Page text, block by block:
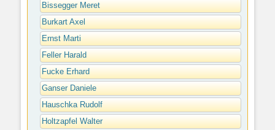
Bissegger Meret
Burkart Axel
Ernst Marti
Feller Harald
Fucke Erhard
Ganser Daniele
Hauschka Rudolf
Holtzapfel Walter